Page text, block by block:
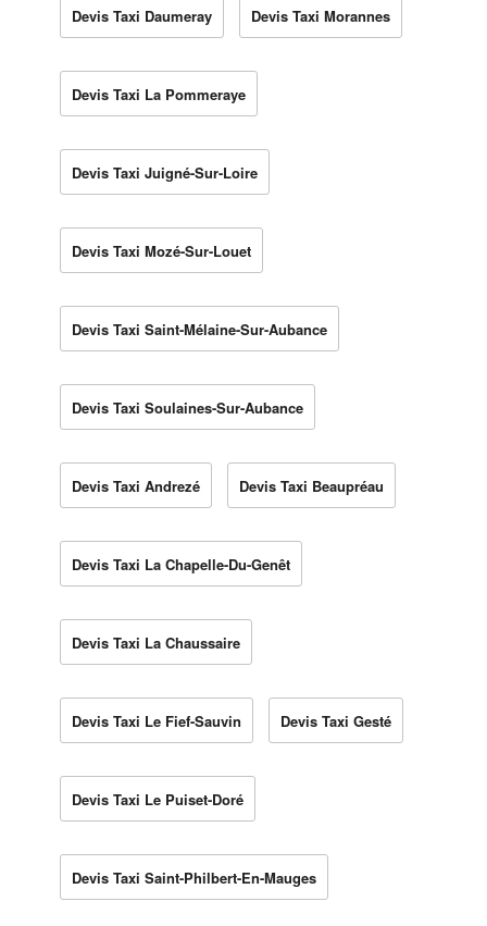
Devis Taxi Daumeray Devis Taxi Morannes
Devis Taxi La Pommeraye
Devis Taxi Juigné-Sur-Loire
Devis Taxi Mozé-Sur-Louet
Devis Taxi Saint-Mélaine-Sur-Aubance
Devis Taxi Soulaines-Sur-Aubance
Devis Taxi Andrezé Devis Taxi Beaupréau
Devis Taxi La Chapelle-Du-Genêt
Devis Taxi La Chaussaire
Devis Taxi Le Fief-Sauvin Devis Taxi Gesté
Devis Taxi Le Puiset-Doré
Devis Taxi Saint-Philbert-En-Mauges